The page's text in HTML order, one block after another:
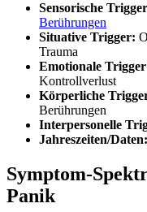
Sensorische
Berührungen
Situative Trigger:
Trauma
Emotionale
Kontrollverlust
Körperliche
Berührungen
Interpersonelle
Jahreszeiten/Daten:
Symptom-
Panik